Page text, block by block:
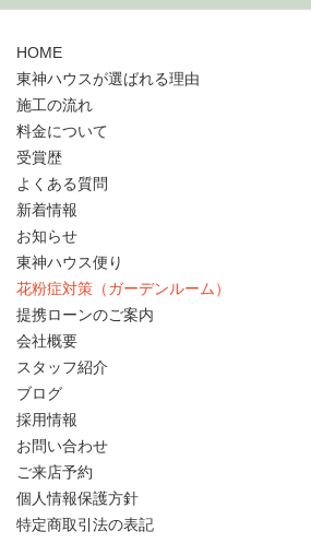
HOME
東神ハウスが選ばれる理由
施工の流れ
料金について
受賞歴
よくある質問
新着情報
お知らせ
東神ハウス便り
花粉症対策（ガーデンルーム）
提携ローンのご案内
会社概要
スタッフ紹介
ブログ
採用情報
お問い合わせ
ご来店予約
個人情報保護方針
特定商取引法の表記